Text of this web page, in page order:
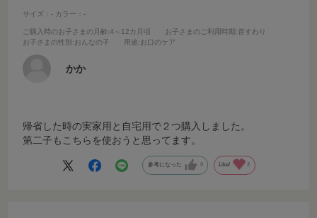
サイズ：- カラー：-
ご購入時のお子さまの月齢:4～12カ月頃 お子さまのご利用時期 :首すわり
お子さまの性別 :おんなの子 用途:お口のケア
かか
帰省した時の実家用と自宅用で２つ購入しました。
第二子もこちらを使おうと思ってます。
参考になった 0 Like! 2